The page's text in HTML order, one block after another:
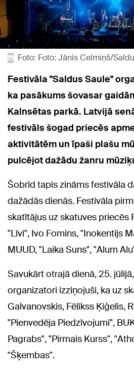
Foto: Foto: Jānis Celmiņš/
Festivāla "Saldus Saule"
ka pasākums šovasar
Kalnsētas parkā. Latvijā
festivāls šogad priecēs
aktivitātēm un īpaši plašu
pulcējot dažādu žanru
Šobrīd tapis zināms festivāla
dažādās dienās. Festivāla
skatītājus uz skatuves priecēs
"Līvi", Ivo Fomins, "Inokentijs
MUUD, "Laika Suns", "Alum
Savukārt otrajā dienā, 25.
organizatori izziņojuši, ka uz
Galvanovskis, Fēlikss Ķiģelis,
"Pienvedēja Piedzīvojumi",
Pagrabs", "Pirmais Kurss",
"Šķembas".